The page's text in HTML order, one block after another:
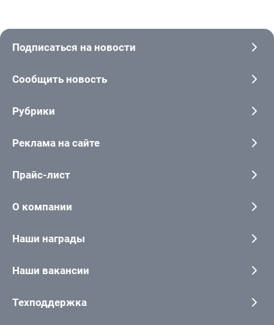
Подписаться на новости
Сообщить новость
Рубрики
Реклама на сайте
Прайс-лист
О компании
Наши награды
Наши вакансии
Техподдержка